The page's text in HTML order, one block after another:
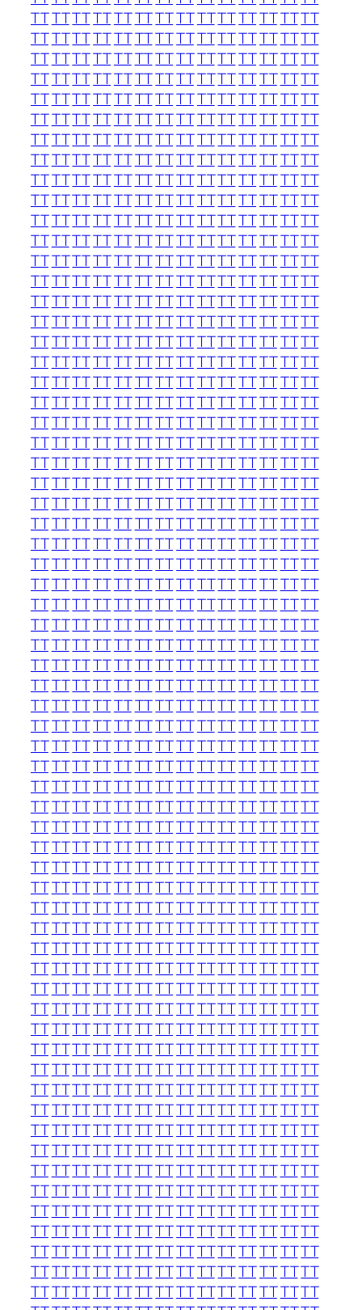
TTTTTTTTTTTTTTTTTTTTTTTTTTTT
TTTTTTTTTTTTTTTTTTTTTTTTTTTT
TTTTTTTTTTTTTTTTTTTTTTTTTTTT
TTTTTTTTTTTTTTTTTTTTTTTTTTTT
TTTTTTTTTTTTTTTTTTTTTTTTTTTT
TTTTTTTTTTTTTTTTTTTTTTTTTTTT
TTTTTTTTTTTTTTTTTTTTTTTTTTTT
TTTTTTTTTTTTTTTTTTTTTTTTTTTT
TTTTTTTTTTTTTTTTTTTTTTTTTTTT
TTTTTTTTTTTTTTTTTTTTTTTTTTTT
TTTTTTTTTTTTTTTTTTTTTTTTTTTT
TTTTTTTTTTTTTTTTTTTTTTTTTTTT
TTTTTTTTTTTTTTTTTTTTTTTTTTTT
TTTTTTTTTTTTTTTTTTTTTTTTTTTT
TTTTTTTTTTTTTTTTTTTTTTTTTTTT
TTTTTTTTTTTTTTTTTTTTTTTTTTTT
TTTTTTTTTTTTTTTTTTTTTTTTTTTT
TTTTTTTTTTTTTTTTTTTTTTTTTTTT
TTTTTTTTTTTTTTTTTTTTTTTTTTTT
TTTTTTTTTTTTTTTTTTTTTTTTTTTT
TTTTTTTTTTTTTTTTTTTTTTTTTTTT
TTTTTTTTTTTTTTTTTTTTTTTTTTTT
TTTTTTTTTTTTTTTTTTTTTTTTTTTT
TTTTTTTTTTTTTTTTTTTTTTTTTTTT
TTTTTTTTTTTTTTTTTTTTTTTTTTTT
TTTTTTTTTTTTTTTTTTTTTTTTTTTT
TTTTTTTTTTTTTTTTTTTTTTTTTTTT
TTTTTTTTTTTTTTTTTTTTTTTTTTTT
TTTTTTTTTTTTTTTTTTTTTTTTTTTT
TTTTTTTTTTTTTTTTTTTTTTTTTTTT
TTTTTTTTTTTTTTTTTTTTTTTTTTTT
TTTTTTTTTTTTTTTTTTTTTTTTTTTT
TTTTTTTTTTTTTTTTTTTTTTTTTTTT
TTTTTTTTTTTTTTTTTTTTTTTTTTTT
TTTTTTTTTTTTTTTTTTTTTTTTTTTT
TTTTTTTTTTTTTTTTTTTTTTTTTTTT
TTTTTTTTTTTTTTTTTTTTTTTTTTTT
TTTTTTTTTTTTTTTTTTTTTTTTTTTT
TTTTTTTTTTTTTTTTTTTTTTTTTTTT
TTTTTTTTTTTTTTTTTTTTTTTTTTTT
TTTTTTTTTTTTTTTTTTTTTTTTTTTT
TTTTTTTTTTTTTTTTTTTTTTTTTTTT
TTTTTTTTTTTTTTTTTTTTTTTTTTTT
TTTTTTTTTTTTTTTTTTTTTTTTTTTT
TTTTTTTTTTTTTTTTTTTTTTTTTTTT
TTTTTTTTTTTTTTTTTTTTTTTTTTTT
TTTTTTTTTTTTTTTTTTTTTTTTTTTT
TTTTTTTTTTTTTTTTTTTTTTTTTTTT
TTTTTTTTTTTTTTTTTTTTTTTTTTTT
TTTTTTTTTTTTTTTTTTTTTTTTTTTT
TTTTTTTTTTTTTTTTTTTTTTTTTTTT
TTTTTTTTTTTTTTTTTTTTTTTTTTTT
TTTTTTTTTTTTTTTTTTTTTTTTTTTT
TTTTTTTTTTTTTTTTTTTTTTTTTTTT
TTTTTTTTTTTTTTTTTTTTTTTTTTTT
TTTTTTTTTTTTTTTTTTTTTTTTTTTT
TTTTTTTTTTTTTTTTTTTTTTTTTTTT
TTTTTTTTTTTTTTTTTTTTTTTTTTTT
TTTTTTTTTTTTTTTTTTTTTTTTTTTT
TTTTTTTTTTTTTTTTTTTTTTTTTTTT
TTTTTTTTTTTTTTTTTTTTTTTTTTTT
TTTTTTTTTTTTTTTTTTTTTTTTTTTT
TTTTTTTTTTTTTTTTTTTTTTTTTTTT
TTTTTTTTTTTTTTTTTTTTTTTTTTTT